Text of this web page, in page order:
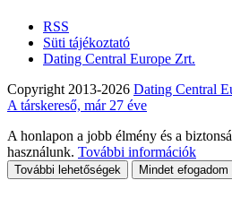
RSS
Süti tájékoztató
Dating Central Europe Zrt.
Copyright 2013-2026 Dating Central
A társkereső, már 27 éve
A honlapon a jobb élmény és a
használunk. További információk
További lehetőségek Mindet efogadom